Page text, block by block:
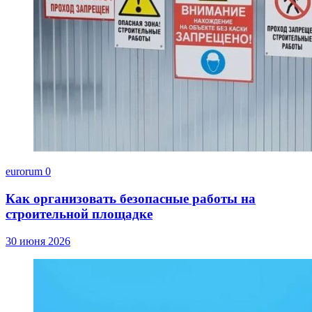
eurorum 0
Как организовать безопасные работы на
строительной площадке
30 июня 2026